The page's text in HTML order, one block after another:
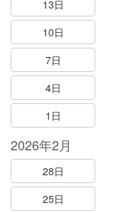
13日
10日
7日
4日
1日
2026年2月
28日
25日